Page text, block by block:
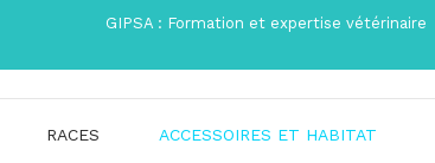
GIPSA : Formation et expertise vétérinaire
RACES ACCESSOIRES ET HABITAT